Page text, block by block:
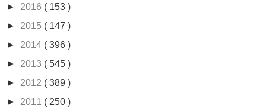
► 2016 ( 153 )
► 2015 ( 147 )
► 2014 ( 396 )
► 2013 ( 545 )
► 2012 ( 389 )
► 2011 ( 250 )